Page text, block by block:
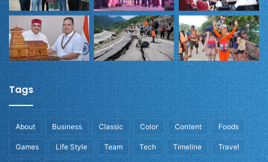
Tags
About Business Classic Color Content Foods
Games Life Style Team Tech Timeline Travel